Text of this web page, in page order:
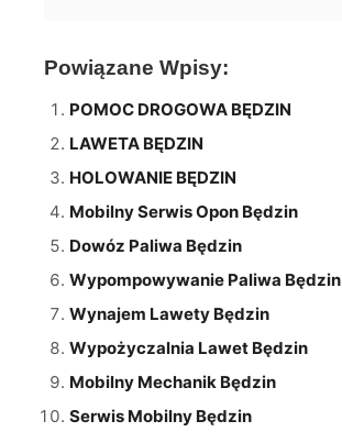
Powiązane Wpisy:
POMOC DROGOWA BĘDZIN
LAWETA BĘDZIN
HOLOWANIE BĘDZIN
Mobilny Serwis Opon Będzin
Dowóz Paliwa Będzin
Wypompowywanie Paliwa Będzin
Wynajem Lawety Będzin
Wypożyczalnia Lawet Będzin
Mobilny Mechanik Będzin
Serwis Mobilny Będzin